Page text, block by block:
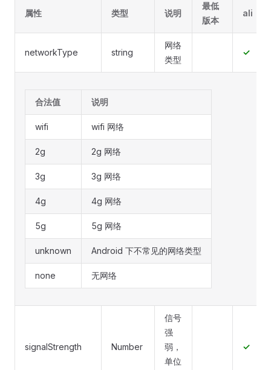
属性 类型 说明
最低
版本
ali
networkType string
网络
类型
✓
合法值 说明
wifi wifi 网络
2g 2g 网络
3g 3g 网络
4g 4g 网络
5g 5g 网络
unknown Android 下不常见的网络类型
none 无网络
signalStrength Number
信号
强
弱，
单位
✓